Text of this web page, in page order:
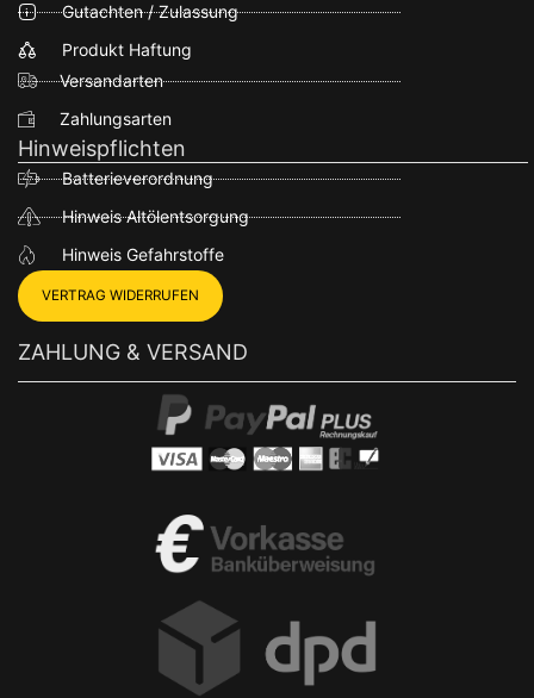
Gutachten / Zulassung
Produkt Haftung
Versandarten
Zahlungsarten
Hinweispflichten
Batterieverordnung
Hinweis Altölentsorgung
Hinweis Gefahrstoffe
VERTRAG WIDERRUFEN
ZAHLUNG & VERSAND